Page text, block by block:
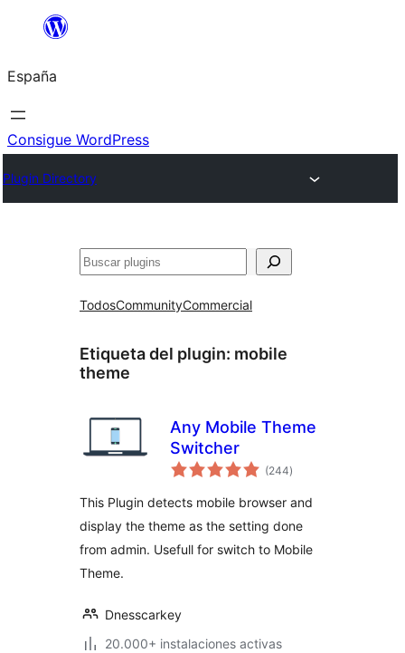
Saltar
contenido
España
Consigue WordPress
Plugin Directory
Buscar
TodosCommunityCommercial
Etiqueta del plugin: mobile
theme
Any Mobile Theme
Switcher
(244valoraciones
en
)
This Plugin detects mobile browser and
display the theme as the setting done
from admin. Usefull for switch to Mobile
Theme.
Dnesscarkey
20.000+ instalaciones activas